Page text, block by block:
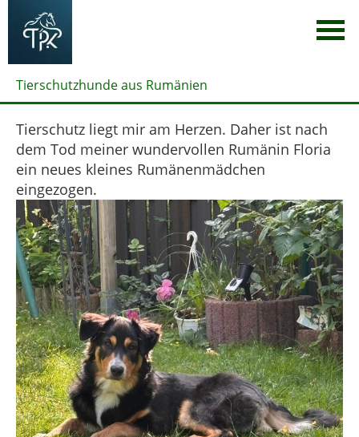
Tierschutzhunde aus Rumänien
Tierschutz liegt mir am Herzen. Daher ist nach
dem Tod meiner wundervollen Rumänin Floria
ein neues kleines Rumänenmädchen
eingezogen.